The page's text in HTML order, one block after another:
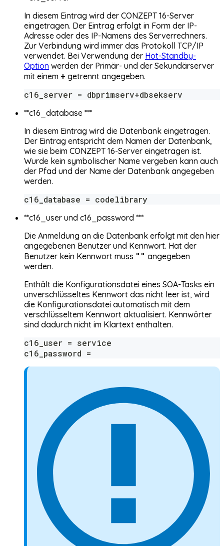
In diesem Eintrag wird der CONZEPT 16-Server
eingetragen. Der Eintrag erfolgt in Form der IP-
Adresse oder des IP-Namens des Serverrechners.
Zur Verbindung wird immer das Protokoll TCP/IP
verwendet. Bei Verwendung der Hot-Standby-
Option werden der Primär- und der Sekundärserver
mit einem + getrennt angegeben.
c16_server = dbprimserv+dbsekserv
**c16_database ***
In diesem Eintrag wird die Datenbank eingetragen.
Der Eintrag entspricht dem Namen der Datenbank,
wie sie beim CONZEPT 16-Server eingetragen ist.
Wurde kein symbolischer Name vergeben kann auch
der Pfad und der Name der Datenbank angegeben
werden.
c16_database = codelibrary
**c16_user und c16_password ***
Die Anmeldung an die Datenbank erfolgt mit den hier
angegebenen Benutzer und Kennwort. Hat der
Benutzer kein Kennwort muss "" angegeben
werden.
Enthält die Konfigurationsdatei eines SOA-Tasks ein
unverschlüsseltes Kennwort das nicht leer ist, wird
die Konfigurationsdatei automatisch mit dem
verschlüsseltem Kennwort aktualisiert. Kennwörter
sind dadurch nicht im Klartext enthalten.
c16_user = service
c16_password =